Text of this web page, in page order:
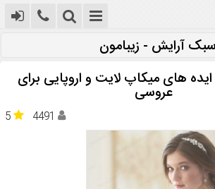
سبک آرایش - زیبامون
های میکاپ لایت و اروپایی برای
عروسی
5 4491